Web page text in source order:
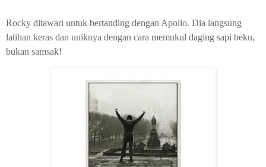
Rocky ditawari untuk bertanding dengan Apollo. Dia langsung
latihan keras dan uniknya dengan cara memukul daging sapi beku,
bukan samsak!